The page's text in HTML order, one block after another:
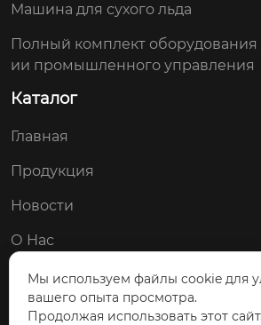
Машина для сухого льда
Полный комплект оборудования
ии промышленного управления
Каталог
Главная
Продукция
Новости
О Нас
Контакты
Мы в соц. сетях:
Мы используем файлы cookie для
вашего опыта просмотра.
Продолжая использовать этот